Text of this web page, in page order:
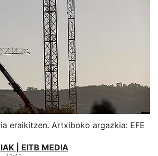
eraikitzen. Artxiboko argazkia: EFE
| EITB MEDIA